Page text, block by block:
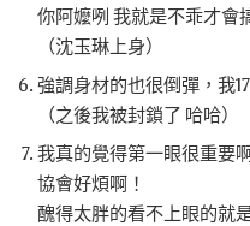
你阿嬤咧 我就是不乖才會
（沈玉琳上身）
強調身材的也很倒彈，我
（之後我被封鎖了 哈哈）
我真的覺得第一眼很重要
協會好煩啊！
醜得太胖的看不上眼的就